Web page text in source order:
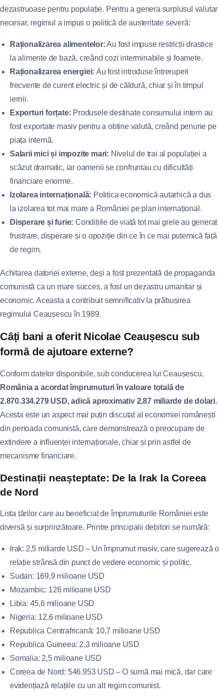
dezastruoase pentru populație. Pentru a genera surplusul valutar
necesar, regimul a impus o politică de austeritate severă:
Raționalizarea alimentelor:Au fost impuse restricții drastice
la alimente de bază, creând cozi interminabile și foamete.
Raționalizarea energiei: Au fost introduse întreruperi
frecvente de curent electric și de căldură, chiar și în timpul
iernii.
Exporturi forțate: Produsele destinate consumului intern au
fost exportate masiv pentru a obține valută, creând penurie pe
piața internă.
Salarii mici și impozite mari: Nivelul de trai al populației a
scăzut dramatic, iar oamenii se confruntau cu dificultăți
financiare enorme.
Izolarea internațională: Politica economică autarhică a dus
la izolarea tot mai mare a României pe plan internațional.
Disperare și furie: Condițiile de viață tot mai grele au generat
frustrare, disperare și o opoziție din ce în ce mai puternică față
de regim.
Achitarea datoriei externe, deși a fost prezentată de propaganda
comunistă ca un mare succes, a fost un dezastru umanitar și
economic. Aceasta a contribuit semnificativ la prăbușirea
regimului Ceaușescu în 1989.
Câți bani a oferit Nicolae Ceaușescu sub
formă de ajutoare externe?
Conform datelor disponibile, sub conducerea lui Ceaușescu,
România a acordat împrumuturi în valoare totală de
2.870.334.279 USD, adică aproximativ 2,87 miliarde de dolari.
Acesta este un aspect mai puțin discutat al economiei românești
din perioada comunistă, care demonstrează o preocupare de
extindere a influenței internaționale, chiar și prin astfel de
mecanisme financiare.
Destinații neașteptate: De la Irak la Coreea
de Nord
Lista țărilor care au beneficiat de împrumuturile României este
diversă și surprinzătoare. Printre principalii debitori se numără:
Irak: 2,5 miliarde USD – Un împrumut masiv, care sugerează o
relație strânsă din punct de vedere economic și politic.
Sudan: 169,9 milioane USD
Mozambic: 126 milioane USD
Libia: 45,6 milioane USD
Nigeria: 12,6 milioane USD
Republica Centrafricană: 10,7 milioane USD
Republica Guineea: 2,3 milioane USD
Somalia: 2,5 milioane USD
Coreea de Nord: 546.953 USD – O sumă mai mică, dar care
evidențiază relațiile cu un alt regim comunist.